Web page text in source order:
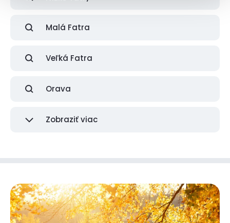
Malá Fatra
Veľká Fatra
Orava
Zobraziť viac